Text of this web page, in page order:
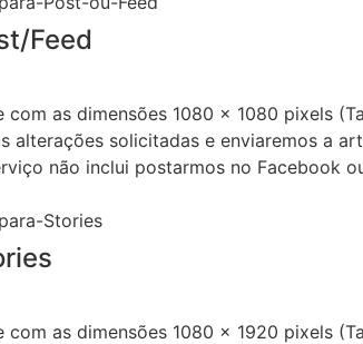
Feed
com as dimensões 1080 x 1080 pixels
alterações solicitadas e enviaremos a
não inclui postarmos no Facebook
com as dimensões 1080 x 1920 pixels